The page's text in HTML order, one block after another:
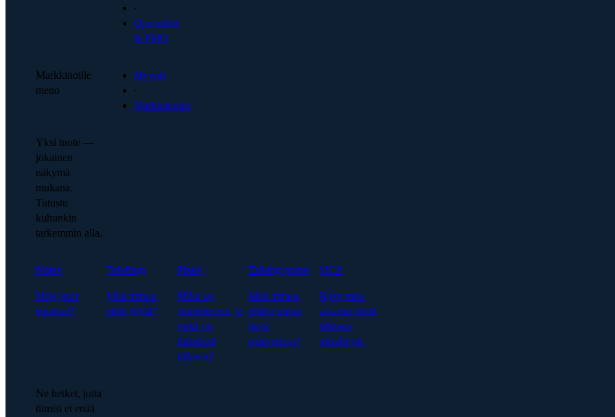
·
Operaatiot
& PMO
Markkinoille
meno
Myynti
·
Markkinointi
Yksi tuote —
jokainen
näkymä
mukana.
Tutustu
kuhunkin
tarkemmin alla.
Notes
Mitä juuri
tapahtui?
Briefings
Mitä minun
pitää tietää?
Plans
Mikä on
suunnitelma, ja
mikä on
jäämässä
jälkeen?
Talking points
Mitä minun
pitäisi sanoa
tässä
palaverissa?
MCP
Kysy mitä
tahansa mistä
tahansa
tekoälystä.
Ne hetket, joita
tiimisi ei enää